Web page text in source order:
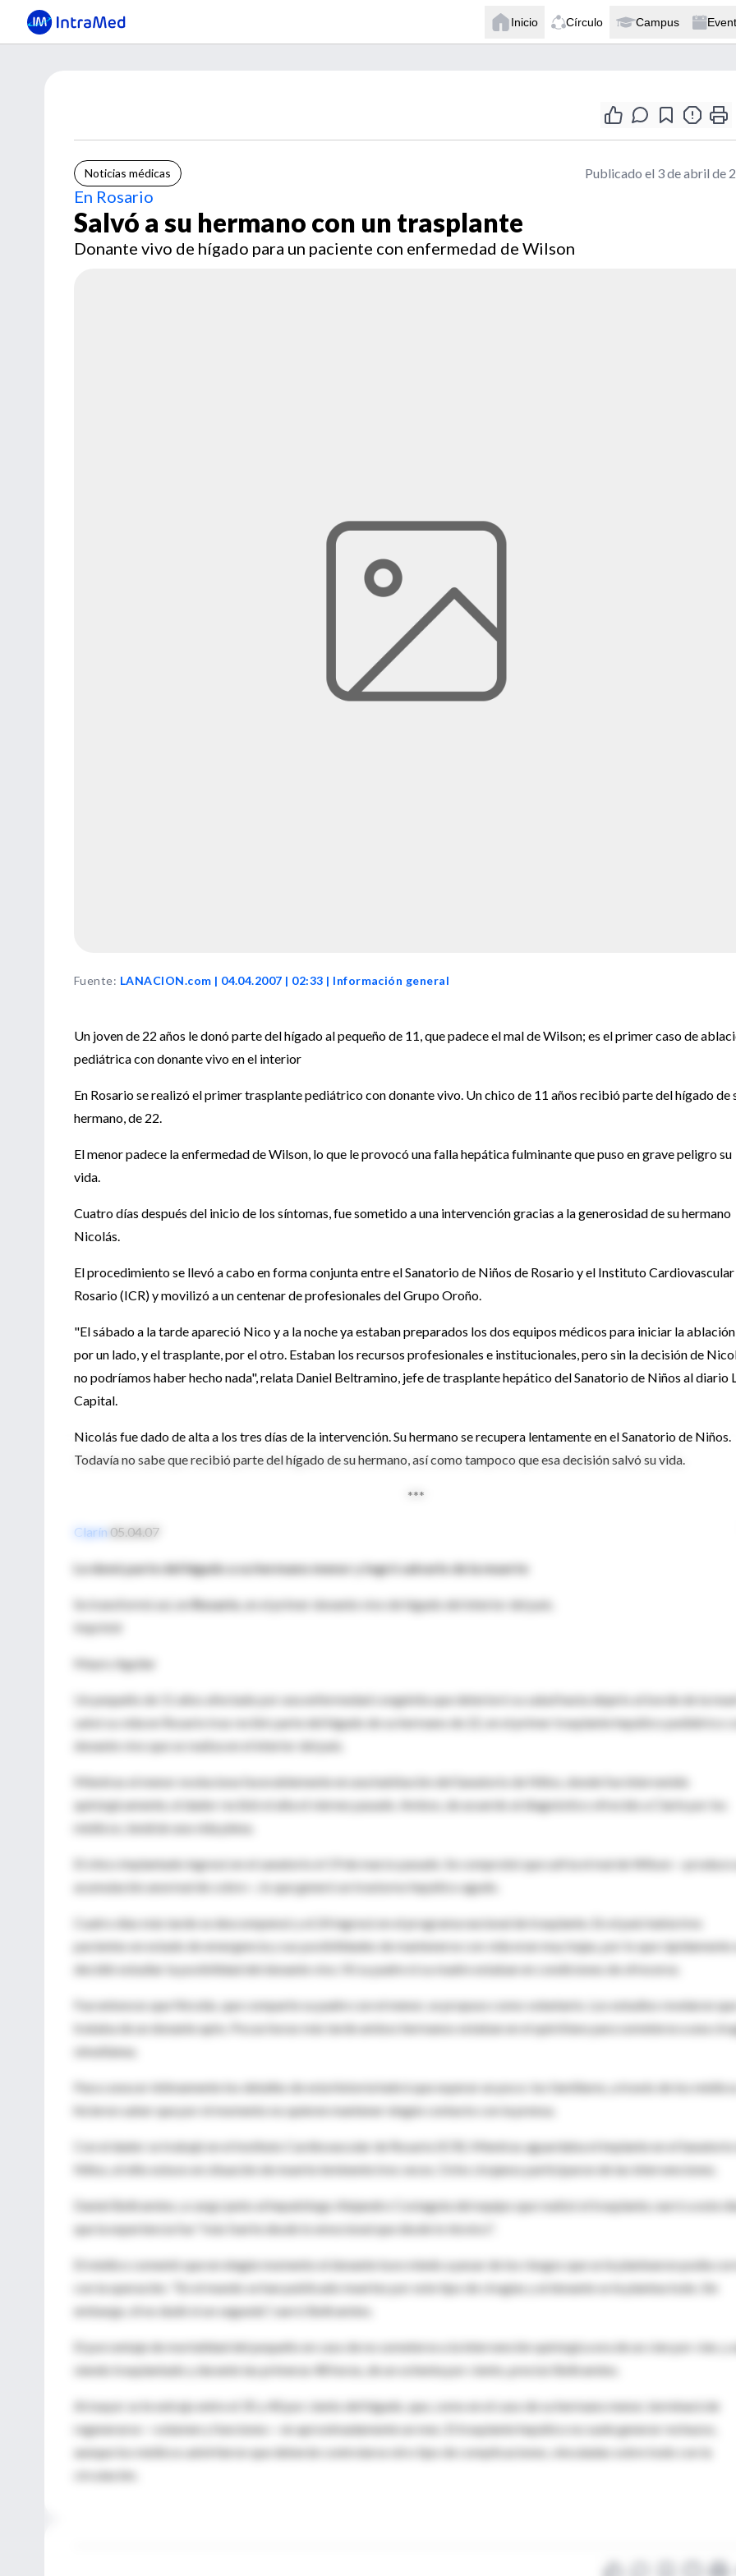
Inicio Círculo Campus
Noticias médicas Publicado el 3 de abril de
En Rosario
Salvó a su hermano con un trasplante
Donante vivo de hígado para un paciente con enfermedad de Wilson
Fuente: LANACION.com | 04.04.2007 | 02:33 | Información general
Un joven de 22 años le donó parte del hígado al pequeño de 11, que padece el mal de Wilson; es el primer caso de
pediátrica con donante vivo en el interior
En Rosario se realizó el primer trasplante pediátrico con donante vivo. Un chico de 11 años recibió parte del hígado de
hermano, de 22.
El menor padece la enfermedad de Wilson, lo que le provocó una falla hepática fulminante que puso en grave peligro su
vida.
Cuatro días después del inicio de los síntomas, fue sometido a una intervención gracias a la generosidad de su hermano
Nicolás.
El procedimiento se llevó a cabo en forma conjunta entre el Sanatorio de Niños de Rosario y el Instituto
Rosario (ICR) y movilizó a un centenar de profesionales del Grupo Oroño.
"El sábado a la tarde apareció Nico y a la noche ya estaban preparados los dos equipos médicos para iniciar la ablación,
por un lado, y el trasplante, por el otro. Estaban los recursos profesionales e institucionales, pero sin la decisión de
no podríamos haber hecho nada", relata Daniel Beltramino, jefe de trasplante hepático del Sanatorio de Niños al diario
Capital.
Nicolás fue dado de alta a los tres días de la intervención. Su hermano se recupera lentamente en el Sanatorio de Niños.
Todavía no sabe que recibió parte del hígado de su hermano, así como tampoco que esa decisión salvó su vida.
***
Clarín 05.04.07
Le donó parte del hígado a su hermano menor y logró salvarlo de la muerte
Se transformó así, enRosario, en el primer donante vivo de hígado del interior del país.
Imprimir
Mauro Aguilar
Un pequeño de 11 años afectado por una enfermedad congénita que deterioró su salud hasta dejarlo al borde de la
salvó su vida en Rosario tras recibir parte del hígado de su hermano de 22, en el primer trasplante hepático pediátrico
donante vivo que se realiza en el interior del país.
Mientras el menor evoluciona favorablemente en una habitación del Sanatorio de Niños, donde fue intervenido
quirúrgicamente, el dador recibió el alta el viernes pasado. Ambos, de acuerdo al diagnóstico ofrecido a Clarín por los
médicos, tendrán una vida plena.
El chico implantado ingresó en el sanatorio el 19 de marzo pasado. Se comprobó que sufría el mal de Wilson —produce
acumulación anormal de cobre—, lo que generó un trastorno hepático agudo.
Cuatro días más tarde se descompensó y el 24 ingresó en el programa nacional de trasplante. En el país había tres
pacientes en estado de emergencia y sus posibilidades de mantenerse con vida eran muy bajas, por lo que rápidamente
decidió estudiar la posibilidad del donante vivo. Ni su padre ni su madre estaban en condiciones de ofrecerse.
Fue entonces que Nicolás, que comparte su padre con el menor, se propuso como voluntario. Los estudios revelaron que
trataba de un donante apto. Pocas horas más tarde ambos hermanos estaban en el quirófano para someterse a una
simultánea.
Para conocer íntimamente los detalles de esta historia habrá que esperar un poco: los familiares, a través de los médicos,
hicieron saber que por el momento no quieren mantener ningún contacto con la prensa.
Con el dador se trabajó en el Instituto Cardiovascular de Rosario (ICR). Mientras aguardaba el implante en el Sanatorio
Niños, el niño estuvo en situación de muerte inminente tres veces. Ocho cirujanos participaron de las intervenciones.
Daniel Beltramino, a cargo junto al hepatólogo Alejandro Costaguta del equipo que realizó el trasplante, narró a este
que la experiencia fue "más fuerte desde lo emocional que desde lo técnico".
El médico comentó que en ningún momento el donante tuvo miedo a pesar de los riesgos que se le plantearon podía
con la operación. "En el mundo se han publicado muertes por este tipo de cirugías y al donante se le plantea todo. Sin
embargo, él no dudó ni un segundo", narró Beltramino.
El porcentaje de mortalidad del pequeño en caso de no someterse a la intervención quirúrgica era de un cien por cien, y
siendo trasplantado y durante las primeras 48 horas, de un ochenta por ciento, precisó Beltramino.
Al mayor se le extrajo entre el 35 y 40 por ciento del hígado, que, como en el caso de su hermano menor, terminará de
regenerarse —volumen y funciones— en aproximadamente un mes. El trasplante hepático no suele generar rechazos,
aunque los médicos advirtieron que deberán controlarse otro tipo de complicaciones, vinculadas sobre todo con la
circulación.